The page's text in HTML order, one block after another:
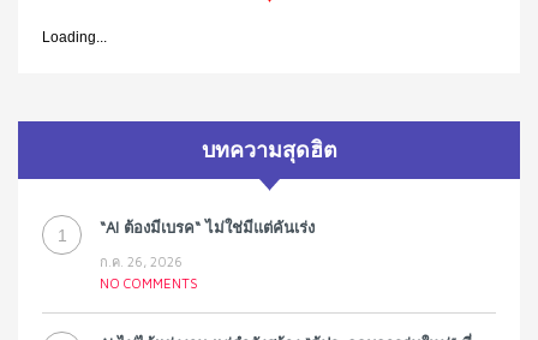
Loading...
บทความสุดฮิต
1 “AI ต้องมีเบรค“ ไม่ใช่มีแต่คันเร่ง
ก.ค. 26, 2026
NO COMMENTS